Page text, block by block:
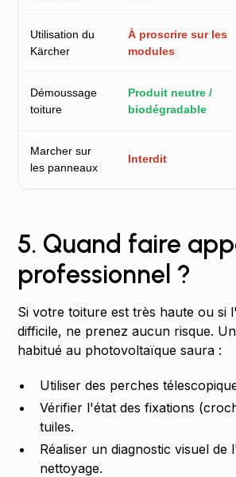
Utilisation du
Kärcher
À proscrire sur les
modules
Démoussage
toiture
Produit neutre /
biodégradable
Marcher sur
les panneaux
Interdit
5. Quand faire
professionnel ?
Si votre toiture est très haute ou si
difficile, ne prenez aucun risque.
habitué au photovoltaïque saura :
Utiliser des perches
Vérifier l'état des fixations
tuiles.
Réaliser un diagnostic visuel de
nettoyage.